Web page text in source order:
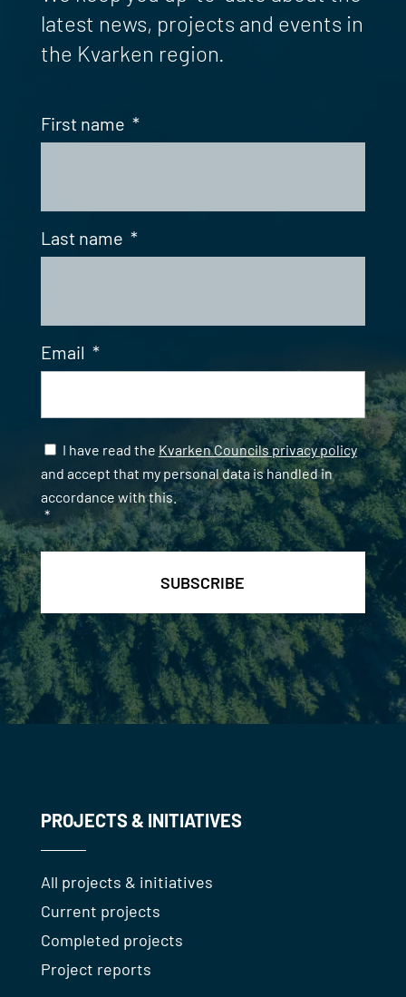
latest news, projects and events in
the Kvarken region.
First name *
Last name *
Email *
Samtycke *
I have read the Kvarken Councils privacy policy
and accept that my personal data is handled in
accordance with this.
*
PROJECTS & INITIATIVES
All projects & initiatives
Current projects
Completed projects
Project reports